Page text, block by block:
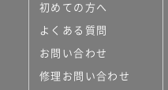
初めての方へ
よくある質問
お問い合わせ
修理お問い合わせ